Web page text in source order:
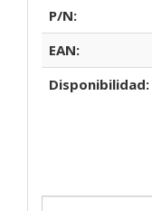
P/N:
EAN:
Disponibilidad: